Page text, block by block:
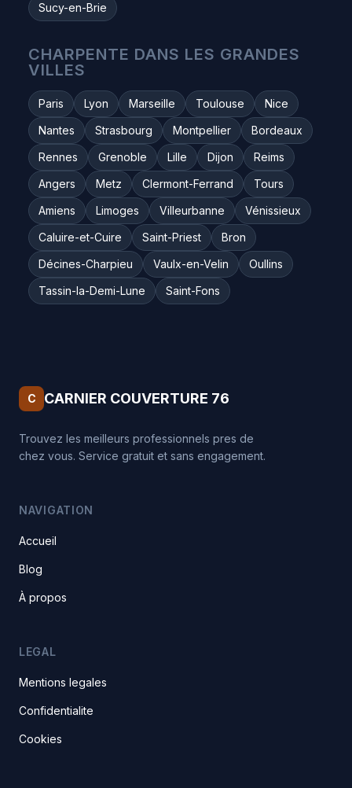
Sucy-en-Brie
CHARPENTE DANS LES GRANDES
VILLES
Paris Lyon Marseille Toulouse
Nice
Nantes
Strasbourg Montpellier
Bordeaux
Rennes
Grenoble Lille Dijon
Reims
Angers
Metz Clermont-Ferrand
Tours
Amiens
Limoges Villeurbanne
Vénissieux
Caluire-et-Cuire
Saint-Priest
Bron
Décines-Charpieu
Vaulx-en-Velin
Oullins
Tassin-la-Demi-Lune
Saint-Fons
C CARNIER COUVERTURE 76
Trouvez les meilleurs professionnels pres de
chez vous. Service gratuit et sans engagement.
NAVIGATION
Accueil
Blog
À propos
LEGAL
Mentions legales
Confidentialite
Cookies